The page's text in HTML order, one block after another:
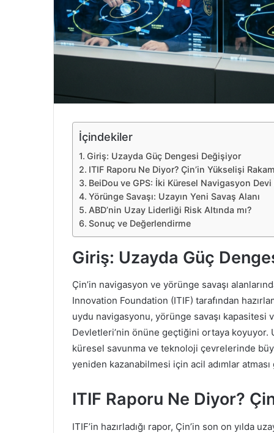
e
k
İçindekiler
Giriş: Uzayda Güç Dengesi Değişiyor
ITIF Raporu Ne Diyor? Çin’in Yükselişi
BeiDou ve GPS: İki Küresel Navigasyon Devi
Yörünge Savaşı: Uzayın Yeni Savaş Alanı
ABD’nin Uzay Liderliği Risk Altında mı?
Sonuç ve Değerlendirme
Giriş: Uzayda Güç
Çin’in navigasyon ve yörünge savaşı
Innovation Foundation (ITIF) tarafından
uydu navigasyonu, yörünge savaşı
Devletleri’nin önüne geçtiğini ortaya koyuyor.
küresel savunma ve teknoloji çevrelerinde
yeniden kazanabilmesi için acil adımlar
ITIF Raporu Ne Diyor?
ITIF’in hazırladığı rapor, Çin’in son on yılda